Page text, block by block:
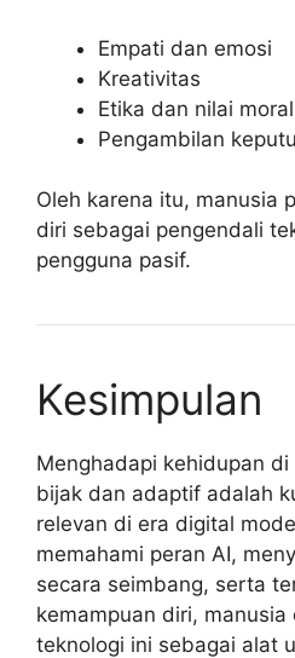
Empati dan emosi
Kreativitas
Etika dan nilai moral
Pengambilan
Oleh karena itu, manusia
diri sebagai pengendali
pengguna pasif.
Kesimpulan
Menghadapi kehidupan
bijak dan adaptif adalah
relevan di era digital
memahami peran AI,
secara seimbang, serta
kemampuan diri,
teknologi ini sebagai alat